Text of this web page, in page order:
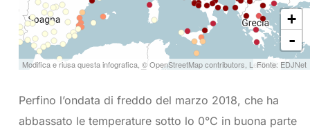
Perfino l’ondata di freddo del marzo 2018, che ha
abbassato le temperature sotto lo 0°C in buona parte